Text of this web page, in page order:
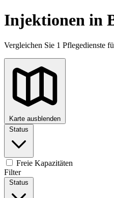
Injektionen in
Vergleichen Sie 1 Pflegedienste
Karte ausblenden
Status
Freie Kapazitäten
Filter
Status